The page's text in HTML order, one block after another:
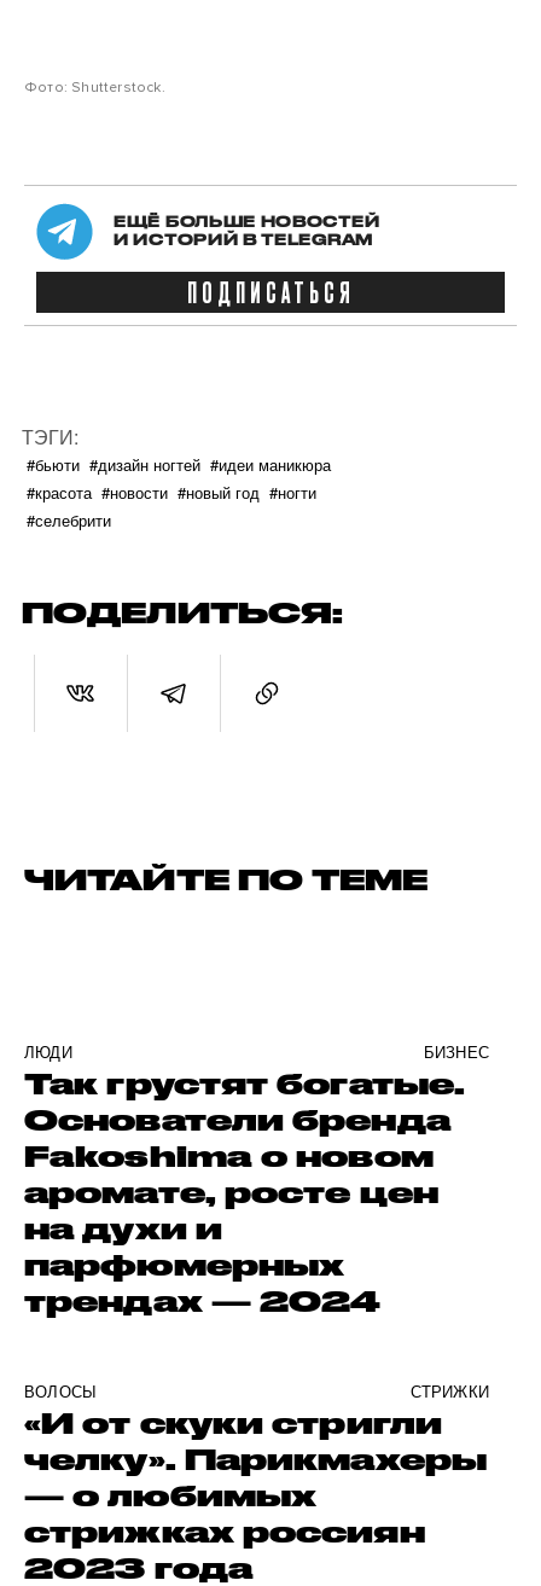
Фото: Shutterstock.
ЕЩЁ БОЛЬШЕ НОВОСТЕЙ
И ИСТОРИЙ В TELEGRAM
ПОДПИСАТЬСЯ
ТЭГИ:
#бьюти #дизайн ногтей #идеи маникюра
#красота #новости #новый год #ногти
#селебрити
ПОДЕЛИТЬСЯ:
ЧИТАЙТЕ ПО ТЕМЕ
ЛЮДИ БИЗНЕС
Так грустят богатые.
Основатели бренда
Fakoshima о новом
аромате, росте цен
на духи и
парфюмерных
трендах — 2024
ВОЛОСЫ СТРИЖКИ
«И от скуки стригли
челку». Парикмахеры
— о любимых
стрижках россиян
2023 года